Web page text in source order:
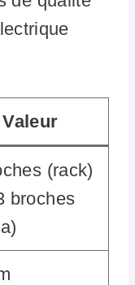
Valeur
(rack)
broches